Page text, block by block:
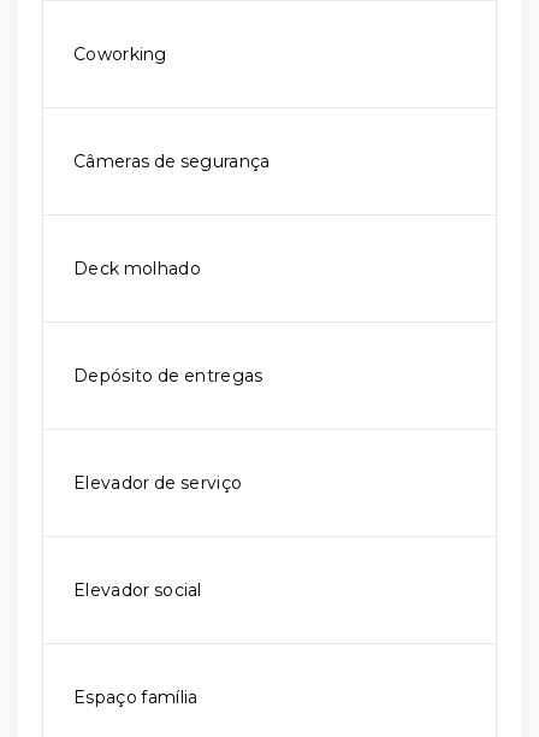
Coworking
Câmeras de segurança
Deck molhado
Depósito de entregas
Elevador de serviço
Elevador social
Espaço família